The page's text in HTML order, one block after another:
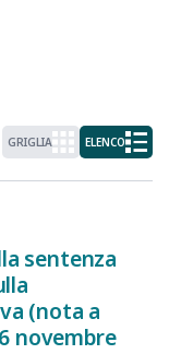
GRIGLIA ELENCO
sentenza
(nota a
novembre